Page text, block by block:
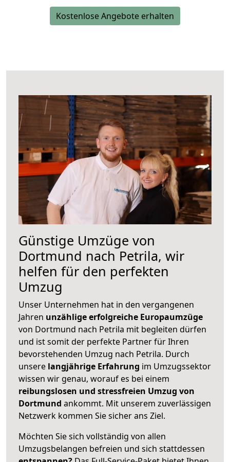
Kostenlose Angebote erhalten
Günstige Umzüge von
Dortmund nach Petrila, wir
helfen für den perfekten
Umzug
Unser Unternehmen hat in den vergangenen
Jahren unzählige erfolgreiche Europaumzüge
von Dortmund nach Petrila mit begleiten dürfen
und ist somit der perfekte Partner für Ihren
bevorstehenden Umzug nach Petrila. Durch
unsere langjährige Erfahrung im Umzugssektor
wissen wir genau, worauf es bei einem
reibungslosen und stressfreien Umzug von
Dortmund ankommt. Mit unserem zuverlässigen
Netzwerk kommen Sie sicher ans Ziel.
Möchten Sie sich vollständig von allen
Umzugsbelangen befreien und sich stattdessen